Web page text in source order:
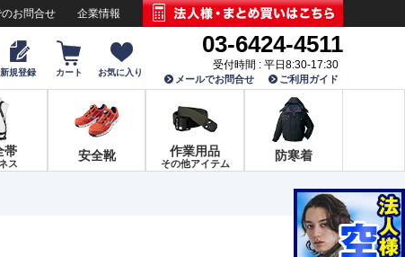
のお問合せ 企業情報
新規登録 カート お気に入り
03-6424-4511
受付時間 : 平日8:30-17:30
メールでお問合せ ご利用ガイド
帯
ス
安全靴 作業用品
その他アイテム
防寒着